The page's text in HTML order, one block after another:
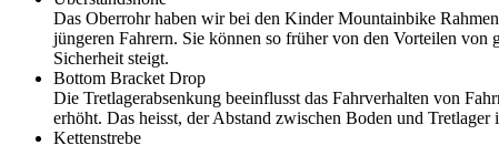
Das Oberrohr haben wir bei den Kinder Mountainbike
jüngeren Fahrern. Sie können so früher von den Vorteilen
Sicherheit steigt.
Bottom Bracket Drop
Die Tretlagerabsenkung beeinflusst das Fahrverhalten von
erhöht. Das heisst, der Abstand zwischen Boden und
Kettenstrebe